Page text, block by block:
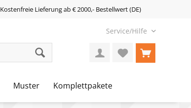
Kostenfreie Lieferung ab € 2000,- Bestellwert (DE)
Service/Hilfe
Muster Komplettpakete